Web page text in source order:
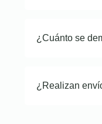
¿Cuánto se
¿Realizan